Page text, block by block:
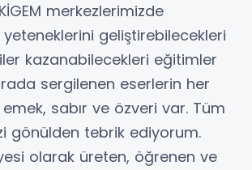
merkezlerimizde
yeteneklerini geliştirebilecekleri
kazanabilecekleri eğitimler
sergilenen eserlerin her
sabır ve özveri var. Tüm
gönülden tebrik ediyorum.
olarak üreten, öğrenen ve